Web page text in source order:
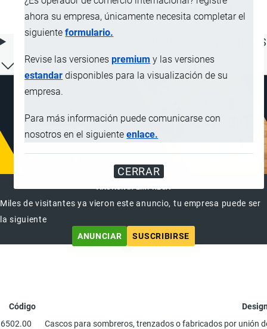
ahora su empresa, únicamente necesita completar el
siguienteformulario.
Revise las versionespremium y las versiones
estandar disponibles para la visualización de su
empresa.
Para más información puede comunicarse con
nosotros en el siguienteenlace.
CERRAR
perfilado del ala y sin guarnecer
ÍNDICE DE CONTENIDOS
ANUNCIAR EMPRESA
Miles de visitantes ya vieron este anuncio, tu empresa puede ser
la siguiente
ANUNCIAR
SUSCRIBIRSE
Código
6502.00
Cascos para sombreros, trenzados o fabricados por unión